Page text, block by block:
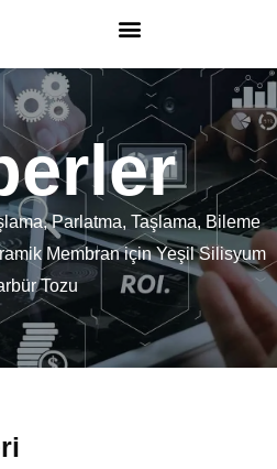
Parlatma, Taşlama, Bileme
Membran için Yeşil Silisyum
Tozu